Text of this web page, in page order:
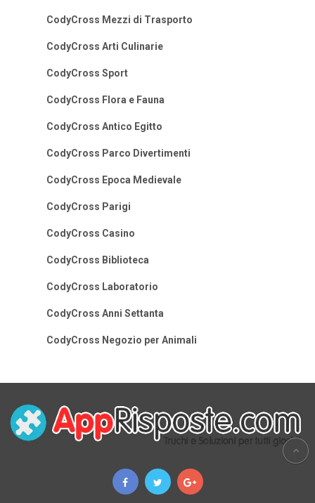
CodyCross Mezzi di Trasporto
CodyCross Arti Culinarie
CodyCross Sport
CodyCross Flora e Fauna
CodyCross Antico Egitto
CodyCross Parco Divertimenti
CodyCross Epoca Medievale
CodyCross Parigi
CodyCross Casino
CodyCross Biblioteca
CodyCross Laboratorio
CodyCross Anni Settanta
CodyCross Negozio per Animali